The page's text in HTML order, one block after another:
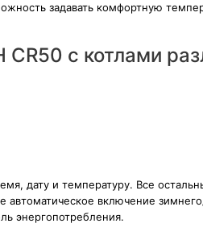
задавать комфортную
CR50 с котлами
дату и температуру. Все
автоматическое включение
энергопотребления.